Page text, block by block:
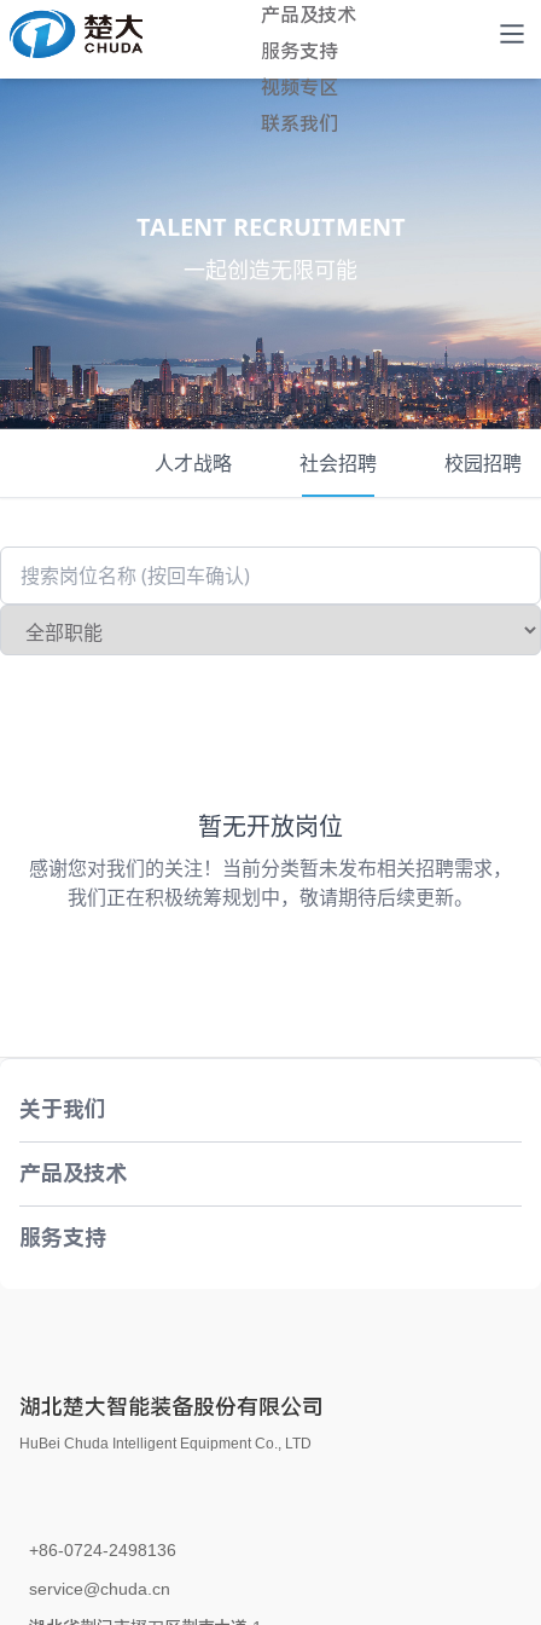
产品及技术
服务支持
视频专区
联系我们
TALENT RECRUITMENT
一起创造无限可能
人才战略 社会招聘 校园招聘
暂无开放岗位
感谢您对我们的关注！当前分类暂未发布相关招聘需求，
我们正在积极统筹规划中，敬请期待后续更新。
关于我们
产品及技术
服务支持
湖北楚大智能装备股份有限公司
HuBei Chuda Intelligent Equipment Co., LTD
+86-0724-2498136
service@chuda.cn